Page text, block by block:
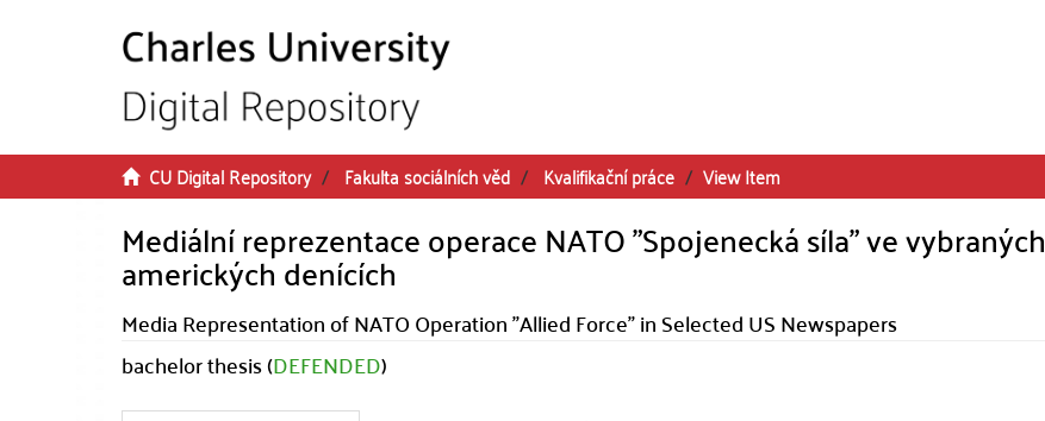
CU Digital Repository Fakulta sociálních věd Kvalifikační práce View Item
Mediální reprezentace operace NATO "Spojenecká síla" ve vybraných
amerických denících
Media Representation of NATO Operation "Allied Force" in Selected US Newspapers
bachelor thesis (DEFENDED)